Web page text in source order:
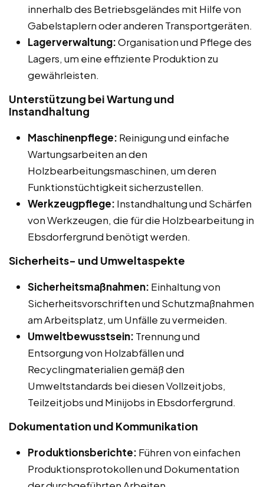
innerhalb des Betriebsgeländes mit Hilfe von
Gabelstaplern oder anderen Transportgeräten.
Lagerverwaltung:Organisation und Pflege des
Lagers, um eine effiziente Produktion zu
gewährleisten.
Unterstützung bei Wartung und
Instandhaltung
Maschinenpflege: Reinigung und einfache
Wartungsarbeiten an den
Holzbearbeitungsmaschinen, um deren
Funktionstüchtigkeit sicherzustellen.
Werkzeugpflege: Instandhaltung und Schärfen
von Werkzeugen, die für die Holzbearbeitung in
Ebsdorfergrund benötigt werden.
Sicherheits- und Umweltaspekte
Sicherheitsmaßnahmen: Einhaltung von
Sicherheitsvorschriften und Schutzmaßnahmen
am Arbeitsplatz, um Unfälle zu vermeiden.
Umweltbewusstsein: Trennung und
Entsorgung von Holzabfällen und
Recyclingmaterialien gemäß den
Umweltstandards bei diesen Vollzeitjobs,
Teilzeitjobs und Minijobs in Ebsdorfergrund.
Dokumentation und Kommunikation
Produktionsberichte: Führen von einfachen
Produktionsprotokollen und Dokumentation